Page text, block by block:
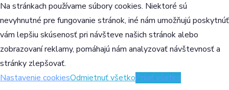
Na stránkach používame súbory cookies. Niektoré sú
nevyhnutné pre fungovanie stránok, iné nám umožňujú poskytnúť
vám lepšiu skúsenosť pri návšteve našich stránok alebo
zobrazovaní reklamy, pomáhajú nám analyzovať návštevnosť a
stránky zlepšovať.
Nastavenie cookiesOdmietnuť všetkoPrijať všetko